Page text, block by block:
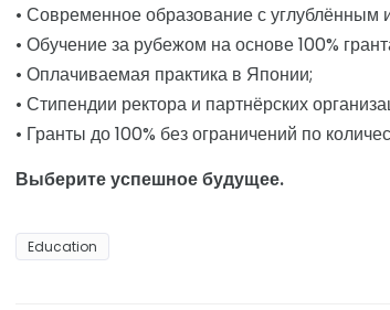
• Современное образование с углублённым
• Обучение за рубежом на основе 100%
• Оплачиваемая практика в Японии;
• Стипендии ректора и партнёрских
• Гранты до 100% без ограничений по
Выберите успешное будущее.
Education